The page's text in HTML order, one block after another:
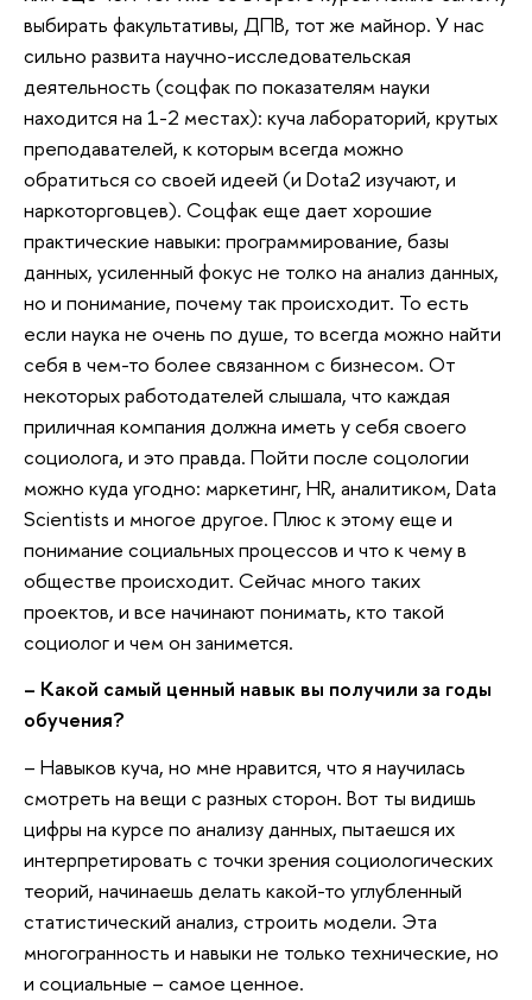
выбирать факультативы, ДПВ, тот же майнор. У нас
сильно развита научно-исследовательская
деятельность (соцфак по показателям науки
находится на 1-2 местах): куча лабораторий, крутых
преподавателей, к которым всегда можно
обратиться со своей идеей (и Dota2 изучают, и
наркоторговцев). Соцфак еще дает хорошие
практические навыки: программирование, базы
данных, усиленный фокус не толко на анализ данных,
но и понимание, почему так происходит. То есть
если наука не очень по душе, то всегда можно найти
себя в чем-то более связанном с бизнесом. От
некоторых работодателей слышала, что каждая
приличная компания должна иметь у себя своего
социолога, и это правда. Пойти после соцологии
можно куда угодно: маркетинг, HR, аналитиком, Data
Scientists и многое другое. Плюс к этому еще и
понимание социальных процессов и что к чему в
обществе происходит. Сейчас много таких
проектов, и все начинают понимать, кто такой
социолог и чем он занимется.
– Какой самый ценный навык вы получили за годы
обучения?
– Навыков куча, но мне нравится, что я научилась
смотреть на вещи с разных сторон. Вот ты видишь
цифры на курсе по анализу данных, пытаешся их
интерпретировать с точки зрения социологических
теорий, начинаешь делать какой-то углубленный
статистический анализ, строить модели. Эта
многогранность и навыки не только технические, но
и социальные – самое ценное.